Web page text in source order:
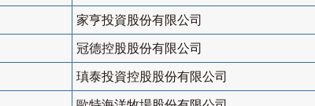
家亨投資股份有限公司
冠德控股股份有限公司
瑱泰投資控股股份有限公司